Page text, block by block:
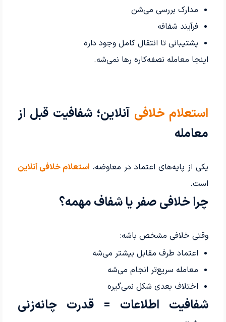
مدارک بررسی می‌شن
فرآیند شفافه
پشتیبانی تا انتقال کامل وجود داره
اینجا معامله نصفه‌کاره رها نمی‌شه.
استعلام خلافی آنلاین؛ شفافیت قبل از
معامله
یکی از پایه‌های اعتماد در معاوضه، استعلام خلافی آنلاین
است.
چرا خلافی صفر یا شفاف مهمه؟
وقتی خلافی مشخص باشه:
اعتماد طرف مقابل بیشتر می‌شه
معامله سریع‌تر انجام می‌شه
اختلاف بعدی شکل نمی‌گیره
شفافیت اطلاعات = قدرت چانه‌زنی